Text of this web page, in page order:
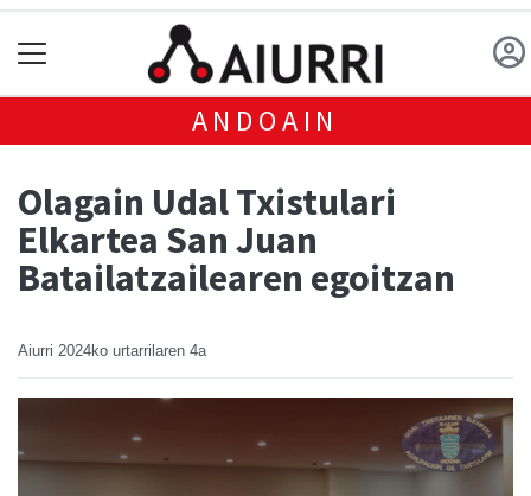
ANDOAIN
Olagain Udal Txistulari
Elkartea San Juan
Batailatzailearen egoitzan
Aiurri 2024ko urtarrilaren 4a